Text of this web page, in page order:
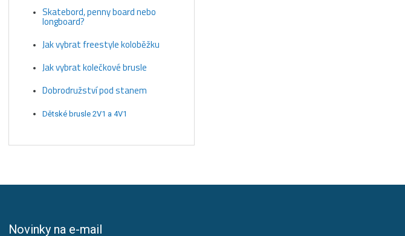
Skatebord, penny board nebo
longboard?
Jak vybrat freestyle koloběžku
Jak vybrat kolečkové brusle
Dobrodružství pod stanem
Dětské brusle 2V1 a 4V1
Novinky na e-mail